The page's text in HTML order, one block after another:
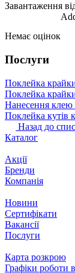
Завантаження
Немає оцінок
Послуги
Поклейка
Поклейка
Нанесення
Поклейка кутів
Назад до
Каталог
Акції
Бренди
Компанія
Новини
Сертифікати
Вакансії
Послуги
Карта розкрою
Графіки роботи